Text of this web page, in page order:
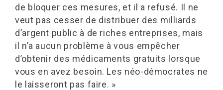
de bloquer ces mesures, et il a refusé. Il ne
veut pas cesser de distribuer des milliards
d’argent public à de riches entreprises, mais
il n’a aucun problème à vous empêcher
d’obtenir des médicaments gratuits lorsque
vous en avez besoin. Les néo-démocrates ne
le laisseront pas faire. »